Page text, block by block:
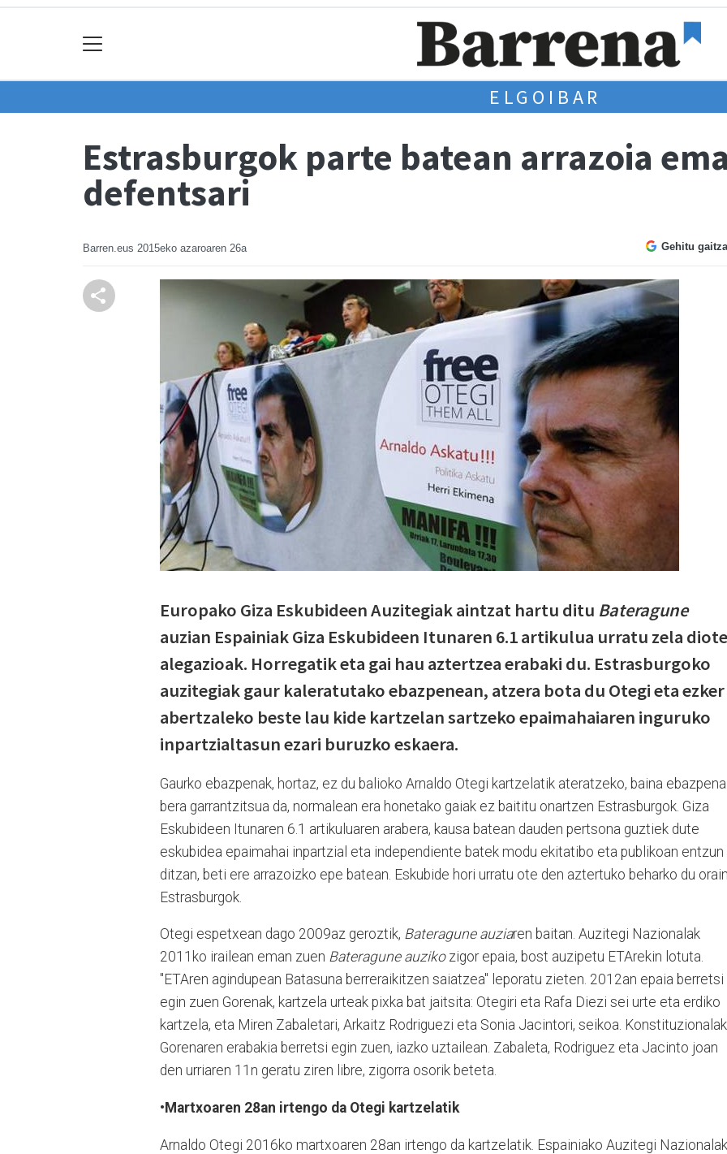
ELGOIBAR
Estrasburgok parte batean arrazoia
defentsari
Barren.eus 2015eko azaroaren 26a Gehitu
Europako Giza Eskubideen Auzitegiak aintzat hartu ditu Bateragune
auzian Espainiak Giza Eskubideen Itunaren 6.1 artikulua urratu zela
alegazioak. Horregatik eta gai hau aztertzea erabaki du. Estrasburgoko
auzitegiak gaur kaleratutako ebazpenean, atzera bota du Otegi eta ezker
abertzaleko beste lau kide kartzelan sartzeko epaimahaiaren inguruko
inpartzialtasun ezari buruzko eskaera.
Gaurko ebazpenak, hortaz, ez du balioko Arnaldo Otegi kartzelatik ateratzeko, baina ebazpena
bera garrantzitsua da, normalean era honetako gaiak ez baititu onartzen Estrasburgok. Giza
Eskubideen Itunaren 6.1 artikuluaren arabera, kausa batean dauden pertsona guztiek dute
eskubidea epaimahai inpartzial eta independiente batek modu ekitatibo eta publikoan entzun
ditzan, beti ere arrazoizko epe batean. Eskubide hori urratu ote den aztertuko beharko du
Estrasburgok.
Otegi espetxean dago 2009az geroztik, Bateragune auziaren baitan. Auzitegi Nazionalak
2011ko irailean eman zuen Bateragune auzikozigor epaia, bost auzipetu ETArekin lotuta.
"ETAren agindupean Batasuna berreraikitzen saiatzea" leporatu zieten. 2012an epaia berretsi
egin zuen Gorenak, kartzela urteak pixka bat jaitsita: Otegiri eta Rafa Diezi sei urte eta erdiko
kartzela, eta Miren Zabaletari, Arkaitz Rodriguezi eta Sonia Jacintori, seikoa. Konstituzionalak
Gorenaren erabakia berretsi egin zuen, iazko uztailean. Zabaleta, Rodriguez eta Jacinto joan
den urriaren 11n geratu ziren libre, zigorra osorik beteta.
•Martxoaren 28an irtengo da Otegi kartzelatik
Arnaldo Otegi 2016ko martxoaren 28an irtengo da kartzelatik. Espainiako Auzitegi Nazionalak